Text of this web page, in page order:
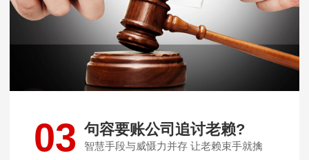
03 句容要账公司追讨老赖?
智慧手段与威慑力并存 让老赖束手就擒